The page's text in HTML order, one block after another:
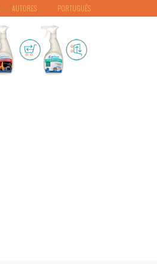
PORTUGUÊS
AUTORES